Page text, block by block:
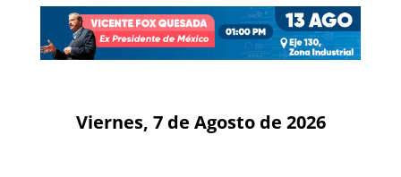
Viernes, 7 de Agosto de 2026